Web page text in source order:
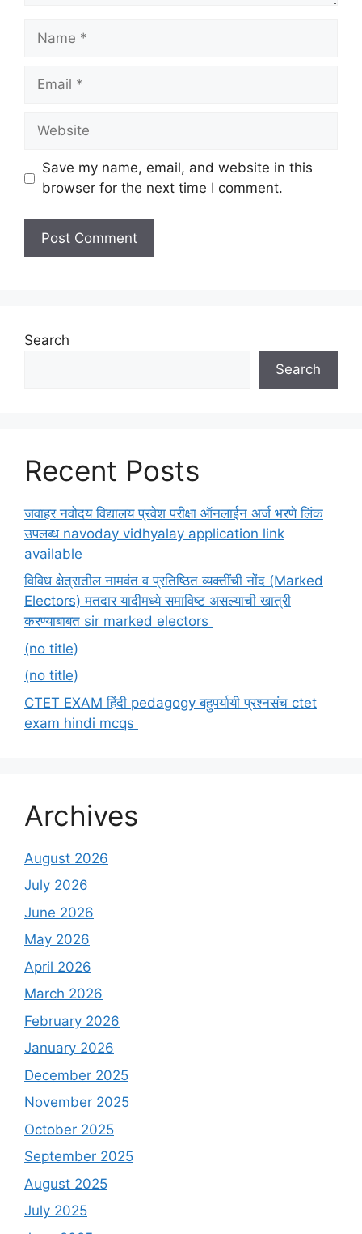
Name
Email
Website
Save my name, email, and website in this
browser for the next time I comment.
Search
Search
Recent Posts
जवाहर नवोदय विद्यालय प्रवेश परीक्षा ऑनलाईन अर्ज भरणे लिंक
उपलब्ध navoday vidhyalay application link
available
विविध क्षेत्रातील नामवंत व प्रतिष्ठित व्यक्तींची नोंद (Marked
Electors) मतदार यादीमध्ये समाविष्ट असल्याची खात्री
करण्याबाबत sir marked electors
(no title)
(no title)
CTET EXAM हिंदी pedagogy बहुपर्यायी प्रश्नसंच ctet
exam hindi mcqs
Archives
August 2026
July 2026
June 2026
May 2026
April 2026
March 2026
February 2026
January 2026
December 2025
November 2025
October 2025
September 2025
August 2025
July 2025